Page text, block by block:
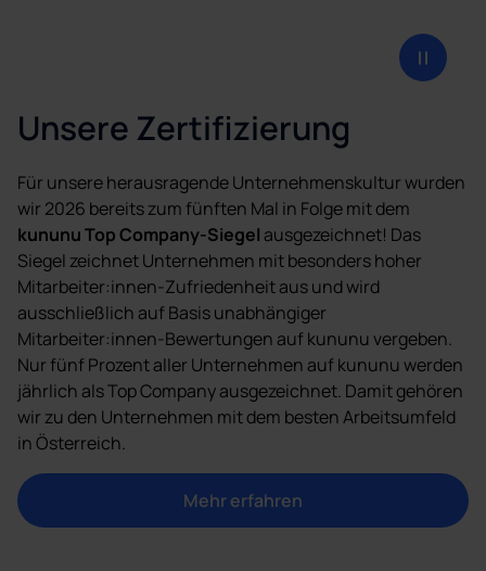
Kununu Culligan Erfolgsstory 2026
Unsere Zertifizierung
Für unsere herausragende Unternehmenskultur wurden
wir 2026 bereits zum fünften Mal in Folge mit dem
kununu Top Company-Siegel ausgezeichnet! Das
Siegel zeichnet Unternehmen mit besonders hoher
Mitarbeiter:innen-Zufriedenheit aus und wird
ausschließlich auf Basis unabhängiger
Mitarbeiter:innen-Bewertungen auf kununu vergeben.
Nur fünf Prozent aller Unternehmen auf kununu werden
jährlich als Top Company ausgezeichnet. Damit gehören
wir zu den Unternehmen mit dem besten Arbeitsumfeld
in Österreich.
Mehr erfahren